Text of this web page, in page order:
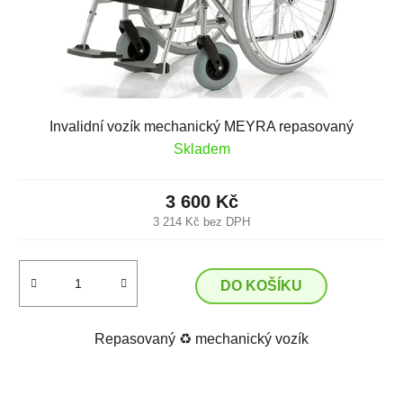
Invalidní vozík mechanický MEYRA repasovaný
Skladem
3 214 Kč bez DPH
3 600 Kč
DO KOŠÍKU
Repasovaný ♻️ mechanický vozík